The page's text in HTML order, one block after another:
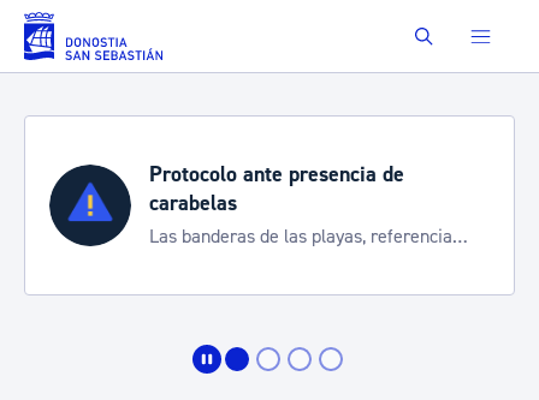
Saltar al contenido principal Buscar
Protocolo ante presencia de
carabelas
Las banderas de las playas, referencia